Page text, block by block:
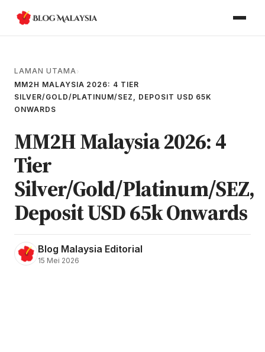
LAMAN UTAMA›
MM2H MALAYSIA 2026: 4 TIER
SILVER/GOLD/PLATINUM/SEZ, DEPOSIT USD 65K
ONWARDS
MM2H Malaysia 2026: 4
Tier
Silver/Gold/Platinum/SEZ,
Deposit USD 65k Onwards
Blog Malaysia Editorial
15 Mei 2026